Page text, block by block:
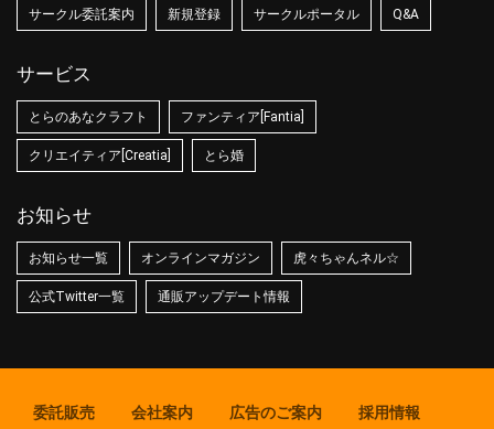
サークル委託案内 新規登録 サークルポータル Q&A
サービス
とらのあなクラフト ファンティア[Fantia]
クリエイティア[Creatia] とら婚
お知らせ
お知らせ一覧 オンラインマガジン 虎々ちゃんネル☆
公式Twitter一覧 通販アップデート情報
委託販売 会社案内 広告のご案内 採用情報